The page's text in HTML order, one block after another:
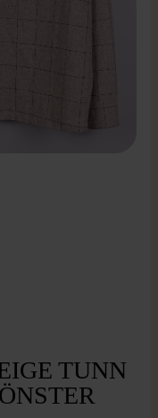
TUNN